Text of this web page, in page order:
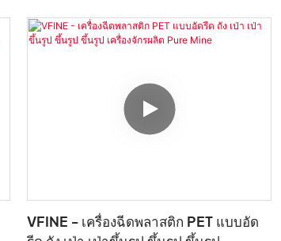
แบบยืด ผู้ผลิตเครื่องจักรเป่าน้ำ โรงงานราคา
เครื่องจักร เครื่องขึ้นรูป ดังนั้นผลิตภัณฑ์นี้จึงถูก
VFINE - เครื่องฉีดพลาสติก PET แบบอัด